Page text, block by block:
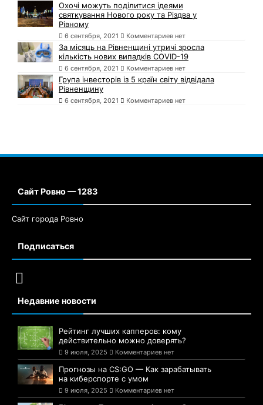
Охочі можуть поділитися ідеями
святкування Нового року та Різдва у
Рівному
6 сентября, 2021 Комментариев нет
За місяць на Рівненщині утричі зросла
кількість нових випадків COVID-19
6 сентября, 2021 Комментариев нет
Група інвесторів із 5 країн світу відвідала
Рівненщину
6 сентября, 2021 Комментариев нет
Сайт Ровно — 1283
Сайт города Ровно
Подписаться
Недавние новости
Рейтинг лучших капперов: кому
действительно можно доверять?
9 июля, 2025 Комментариев нет
Прогнозы на CS:GO — Как зарабатывать
на киберспорте с умом
9 июля, 2025 Комментариев нет